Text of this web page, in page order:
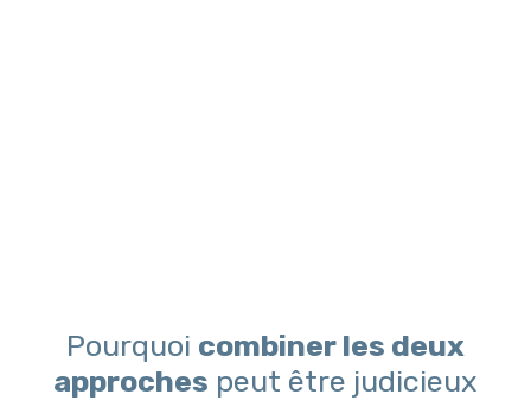
Pourquoi combiner les deux
approches peut être judicieux